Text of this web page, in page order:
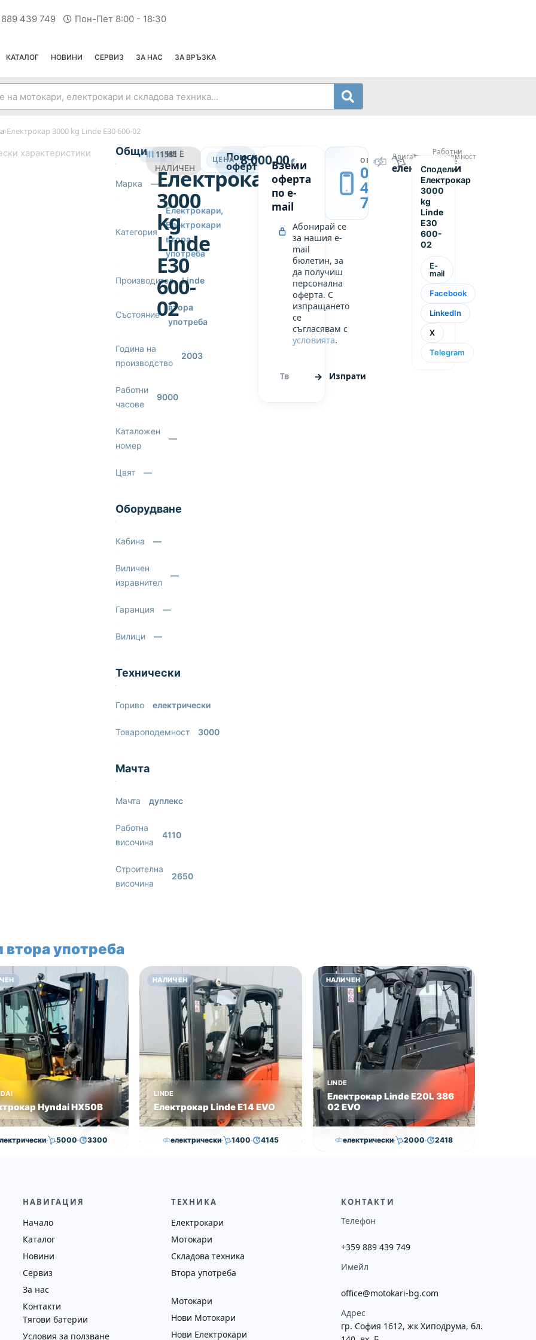
439 749 Пон-Пет 8:00 - 18:30
КАТАЛОГ НОВИНИ СЕРВИЗ ЗА НАС ЗА ВРЪЗКА
›Електрокар 3000 kg Linde E30 600-02
характеристики Общи
Марка —
Категория
Електрокари,
Електрокари
втора
употреба
Производител Linde
Състояние
втора
употреба
Година на
производство
2003
Работни
часове
9000
Каталожен
номер
—
Цвят —
Оборудване
Кабина —
Виличен
изравнител
—
Гаранция —
Вилици —
Технически
Гориво електрически
Товароподемност 3000
Мачта
Мачта дуплекс
Работна
височина
4110
Строителна
височина
2650
11581
НЕ Е
НАЛИЧЕНЕЛЕКТРОКАРИ ВТОРА УПОТРЕБА
Електрокар
3000
kg
Linde
E30
600-
02
ЦЕНА 8,000.00€
Поискай
оферта →
Вземи
оферта
по e-
mail
Абонирай се
за нашия e-
mail
бюлетин, за
да получиш
персонална
оферта. С
изпращането
се
съгласявам с
условията.
Изпрати
ОБАДИ СЕ
0889
439
749
Двигател
електрически
Товароподемност
3000
Работни
часове
9000
Сподели
Електрокар
3000
kg
Linde
E30
600-
02
E-
mail
Facebook
LinkedIn
X
Telegram
втора употреба
Hyndai HX50B
5000 3300
2018 втора употреба
НАЛИЧЕН
LINDE
Електрокар Linde E14 EVO
електрически 1400 4145
2019
НАЛИЧЕН
LINDE
Електрокар Linde E20L 386
02 EVO
електрически 2000 2418
2019
НАВИГАЦИЯ
Начало
Каталог
Новини
Сервиз
За нас
Контакти
Тягови батерии
Условия за ползване
ТЕХНИКА
Електрокари
Мотокари
Складова техника
Втора употреба
Мотокари
Нови Мотокари
Нови Електрокари
КОНТАКТИ
Телефон
+359 889 439 749
Имейл
office@motokari-bg.com
Адрес
гр. София 1612, жк Хиподрума, бл.